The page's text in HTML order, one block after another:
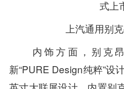
上汽通用别
内饰方面，别克昂
新“PURE Design纯粹”设